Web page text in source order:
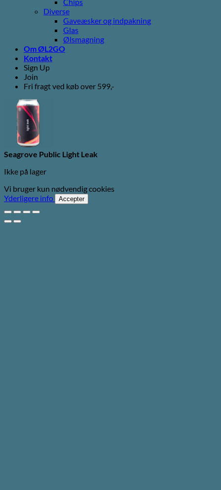
Diverse
Gaveæsker og indpakning
Glas
Ølsmagning
Om ØL2GO
Kontakt
Sign Up
Join
Fri fragt ved køb over 599,-
Seagrove Public Light Leak
Ikke på lager
Vi bruger kun nødvendig cookies
Yderligere info
Accepter